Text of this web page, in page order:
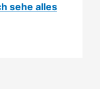
sehe alles